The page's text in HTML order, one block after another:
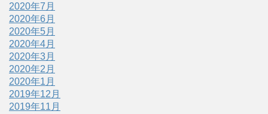
2020年7月
2020年6月
2020年5月
2020年4月
2020年3月
2020年2月
2020年1月
2019年12月
2019年11月